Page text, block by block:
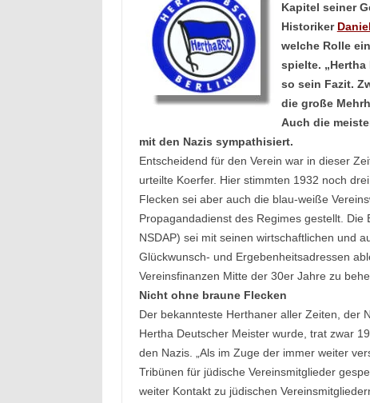
Kapitel seiner
Historiker
welche Rolle
spielte.
so sein Fazit.
die große
Auch die
mit den Nazis sympathisiert.
Entscheidend für den Verein war in dieser
urteilte Koerfer. Hier stimmten 1932 noch
Flecken sei aber auch die blau-weiße
Propagandadienst des Regimes gestellt. Die
NSDAP) sei mit seinen wirtschaftlichen und
Glückwunsch- und Ergebenheitsadressen
Vereinsfinanzen Mitte der 30er Jahre zu
Nicht ohne braune Flecken
Der bekannteste Herthaner aller Zeiten, der
Hertha Deutscher Meister wurde, trat zwar
den Nazis. „Als im Zuge der immer weiter
Tribünen für jüdische Vereinsmitglieder
weiter Kontakt zu jüdischen